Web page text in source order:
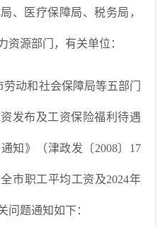
、医疗保障局、税务局，
资源部门，有关单位：
动和社会保障局等五部门
发布及工资保险福利待遇
知》（津政发〔2008〕17
市职工平均工资及2024年
问题通知如下：